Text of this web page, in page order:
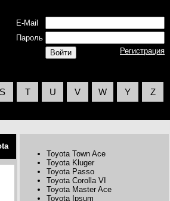
E-Mail
Пароль
Регистрация
S T U V W Y Z
Toyota Town Ace
Toyota Kluger
Toyota Passo
Toyota Corolla VI
Toyota Master Ace
Toyota Ipsum